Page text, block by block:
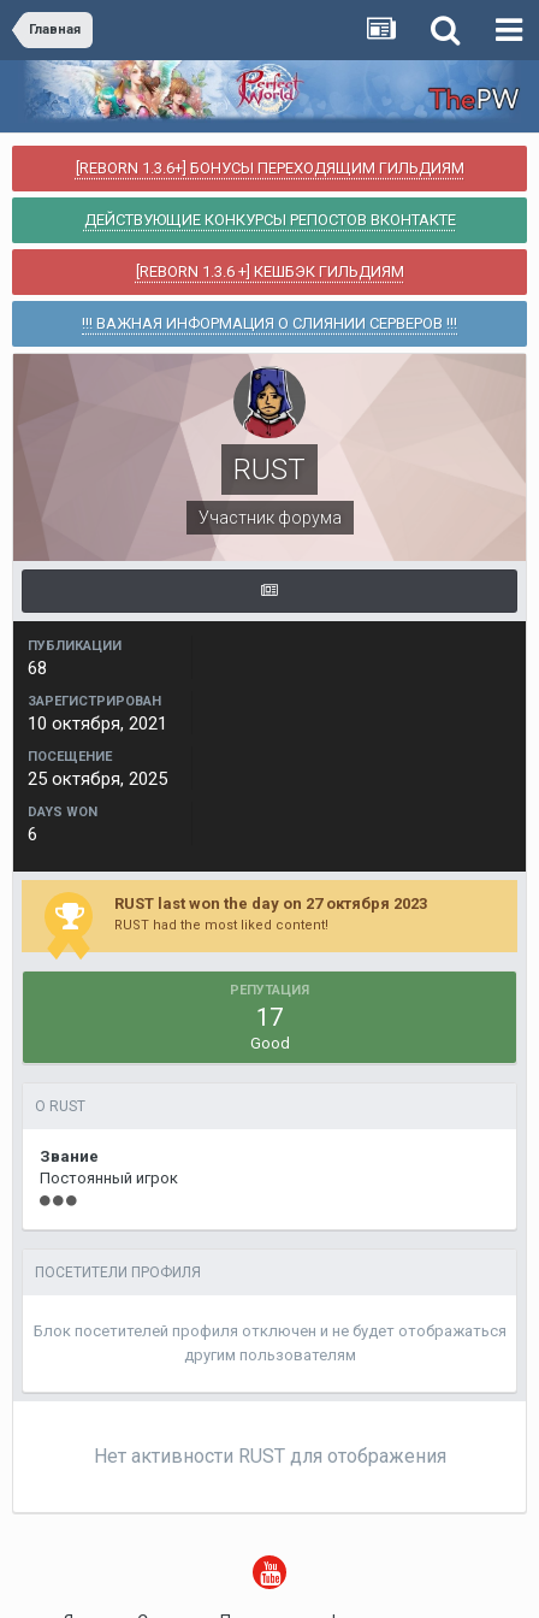
Главная
[REBORN 1.3.6+] БОНУСЫ ПЕРЕХОДЯЩИМ ГИЛЬДИЯМ
ДЕЙСТВУЮЩИЕ КОНКУРСЫ РЕПОСТОВ ВКОНТАКТЕ
[REBORN 1.3.6 +] КЕШБЭК ГИЛЬДИЯМ
!!! ВАЖНАЯ ИНФОРМАЦИЯ О СЛИЯНИИ СЕРВЕРОВ !!!
RUST
Участник форума
ПУБЛИКАЦИИ
68
ЗАРЕГИСТРИРОВАН
10 октября, 2021
ПОСЕЩЕНИЕ
25 октября, 2025
DAYS WON
6
RUST last won the day on 27 октября 2023
RUST had the most liked content!
РЕПУТАЦИЯ
17
Good
О RUST
Звание
Постоянный игрок
ПОСЕТИТЕЛИ ПРОФИЛЯ
Блок посетителей профиля отключен и не будет отображаться
другим пользователям
Нет активности RUST для отображения